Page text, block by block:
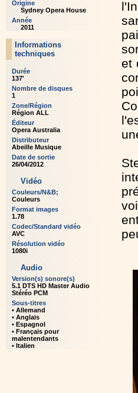
Origine
Sydney Opera House
Année
2011
Informations
techniques
Durée
137'
Nombre de disques
1
Zone/Région
Région ALL
Éditeur
Opera Australia
Distributeur
Abeille Musique
Date de sortie
26/04/2012
Vidéo
Couleurs/N&B;
Couleurs
Format images
1.78
Codec/Standard vidéo
AVC
Résolution vidéo
1080i
Audio
Version(s) sonore(s)
5.1 DTS HD Master Audio
Stéréo PCM
Sous-titres
• Allemand
• Anglais
• Espagnol
• Français pour
malentendants
• Italien
et